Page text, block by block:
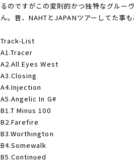
るのですがこの変則的かつ独特なグルー
ん。昔、NAHTとJAPANツアーしてた事
Track-List
A1.Tracer
A2.All Eyes West
A3.Closing
A4.Injection
A5.Angelic In G#
B1.T Minus 100
B2.Farefire
B3.Worthington
B4.Somewalk
B5.Continued